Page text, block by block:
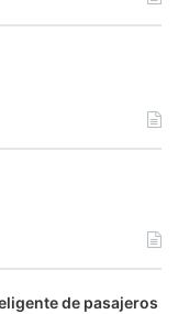
de pasajeros